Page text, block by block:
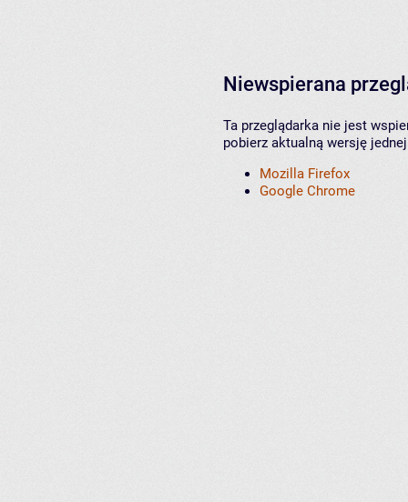
Niewspierana
Ta przeglądarka nie jest
pobierz aktualną wersję
Mozilla Firefox
Google Chrome